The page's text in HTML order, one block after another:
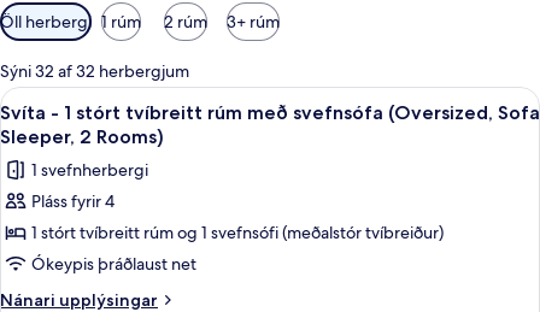
Síur
í
boði
fyrir
herbergi
Öll herbergi 1 rúm 2 rúm 3+ rúm
Sýni 32 af 32 herbergjum
Skoða
allar
myndir
fyrir
Svíta
-
1
stórt
Svíta - 1 stórt tvíbreitt rúm með
12
Svíta - 1 stórt tvíbreitt rúm með svefnsófa (Oversized, Sofa
Sleeper, 2 Rooms)
1 svefnherbergi
Pláss fyrir 4
1 stórt tvíbreitt rúm og 1 svefnsófi (meðalstór tvíbreiður)
Ókeypis þráðlaust net
Nánari upplýsingar
Nánari